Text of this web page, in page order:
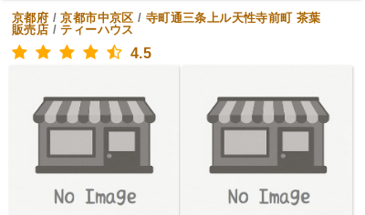
京都府 /京都市中京区 / 寺町通三条上ル天性寺前町 茶葉
販売店 /ティーハウス
4.5